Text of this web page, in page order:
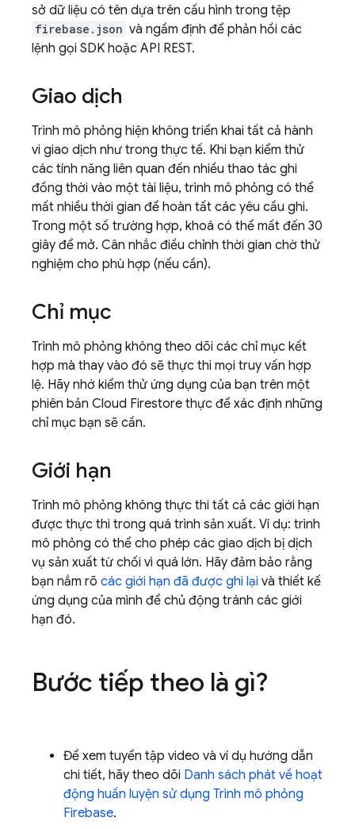
sở dữ liệu có tên dựa trên cấu hình trong tệp
firebase.json và ngầm định để phản hồi các
lệnh gọi SDK hoặc API REST.
Giao dịch
Trình mô phỏng hiện không triển khai tất cả hành
vi giao dịch như trong thực tế. Khi bạn kiểm thử
các tính năng liên quan đến nhiều thao tác ghi
đồng thời vào một tài liệu, trình mô phỏng có thể
mất nhiều thời gian để hoàn tất các yêu cầu ghi.
Trong một số trường hợp, khoá có thể mất đến 30
giây để mở. Cân nhắc điều chỉnh thời gian chờ thử
nghiệm cho phù hợp (nếu cần).
Chỉ mục
Trình mô phỏng không theo dõi các chỉ mục kết
hợp mà thay vào đó sẽ thực thi mọi truy vấn hợp
lệ. Hãy nhớ kiểm thử ứng dụng của bạn trên một
phiên bản Cloud Firestore thực để xác định những
chỉ mục bạn sẽ cần.
Giới hạn
Trình mô phỏng không thực thi tất cả các giới hạn
được thực thi trong quá trình sản xuất. Ví dụ: trình
mô phỏng có thể cho phép các giao dịch bị dịch
vụ sản xuất từ chối vì quá lớn. Hãy đảm bảo rằng
bạn nắm rõ các giới hạn đã được ghi lại và thiết kế
ứng dụng của mình để chủ động tránh các giới
hạn đó.
Bước tiếp theo là gì?
Để xem tuyển tập video và ví dụ hướng dẫn
chi tiết, hãy theo dõi Danh sách phát về hoạt
động huấn luyện sử dụng Trình mô phỏng
Firebase.